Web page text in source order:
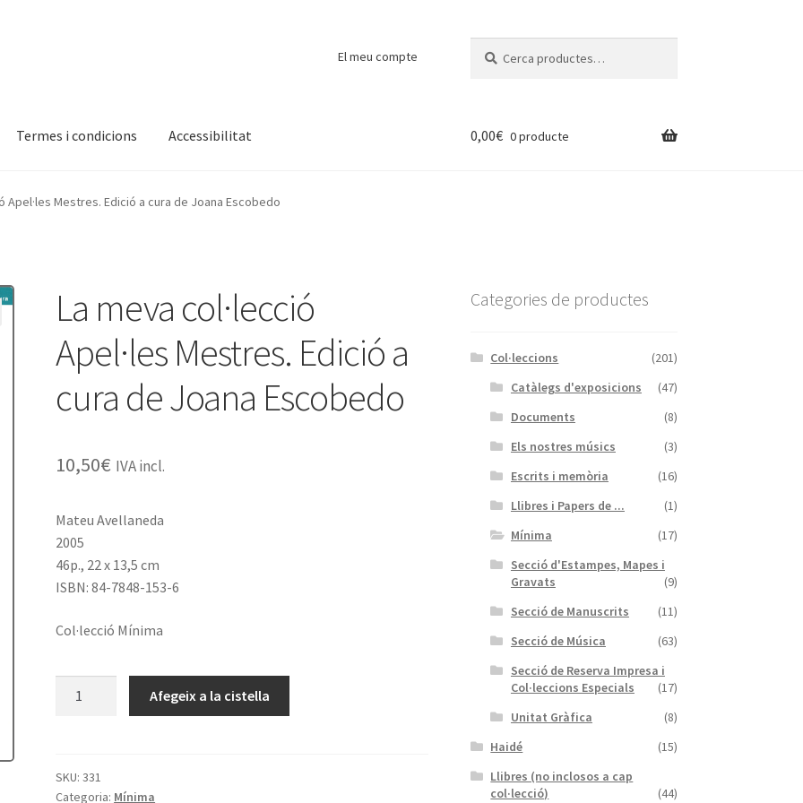
El meu compte
Termes i condicions Accessibilitat
Finalitzar compra Novetats Payment Protecció de dades
0,00€ 0 producte
Apel·les Mestres. Edició a cura de Joana Escobedo
La meva col·lecció
Apel·les Mestres. Edició a
cura de Joana Escobedo
10,50€ IVA incl.
Mateu Avellaneda
2005
46p., 22 x 13,5 cm
ISBN: 84-7848-153-6
Col·lecció Mínima
col·lecció
Apel·les
Afegeix a la cistella
SKU:331
Categoria: Mínima
Categories de productes
Col·leccions
(201)
Catàlegs d'exposicions
(47)
Documents
(8)
Els nostres músics
(3)
Escrits i memòria
(16)
Llibres i Papers de ...
(1)
Mínima
(17)
Secció d'Estampes, Mapes i
Gravats
(9)
Secció de Manuscrits
(11)
Secció de Música
(63)
Secció de Reserva Impresa i
Col·leccions Especials
(17)
Unitat Gràfica
(8)
Haidé
(15)
Llibres (no inclosos a cap
col·lecció)
(44)